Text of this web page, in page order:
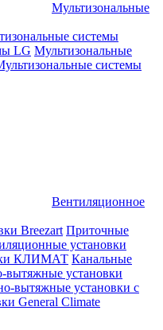
Мультизональные
системы
LG Мультизональные
системы
Вентиляционное
Breezart Приточные
установки
КЛИМАТ Канальные
вытяжные установки
вытяжные установки с
General Climate